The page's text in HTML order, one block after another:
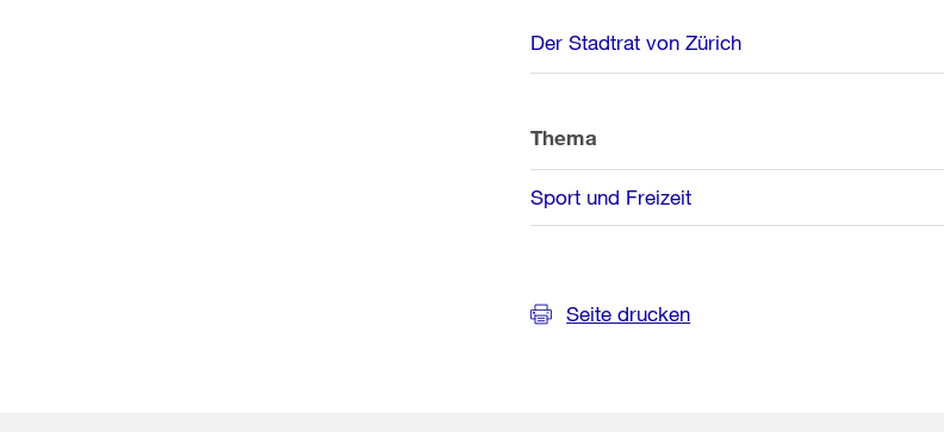
Weitere
Informationen
Der Stadtrat von Zürich
Thema
Sport und Freizeit
Seite drucken